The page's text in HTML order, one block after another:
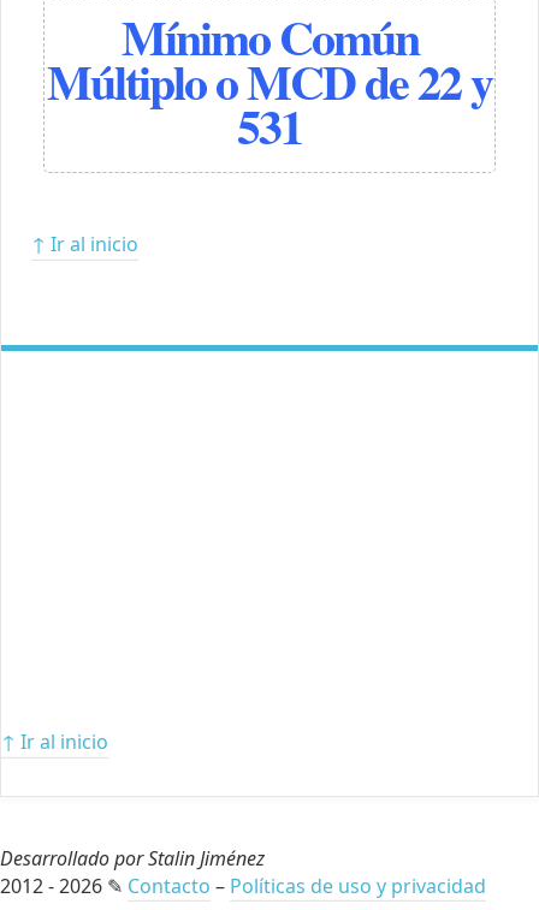
Mínimo Común
Múltiplo o MCD de 22 y
531
↑ Ir al inicio
↑ Ir al inicio
Desarrollado por Stalin Jiménez
2012 - 2026 ✎ Contacto – Políticas de uso y privacidad